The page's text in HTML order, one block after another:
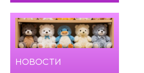
НОВОСТИ